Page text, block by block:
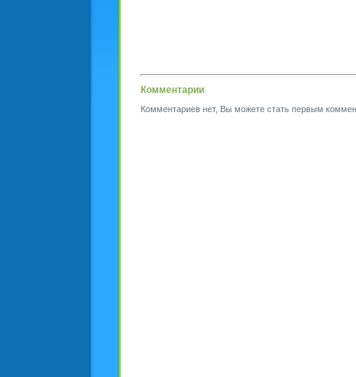
Комментарии
Комментариев нет, Вы можете стать первым